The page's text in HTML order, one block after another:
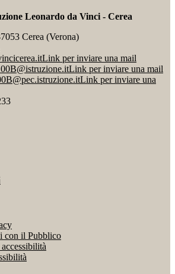
Leonardo da Vinci - Cerea
Cerea (Verona)
Link per inviare una mail
Link per inviare una mail
Link per inviare una
con il Pubblico